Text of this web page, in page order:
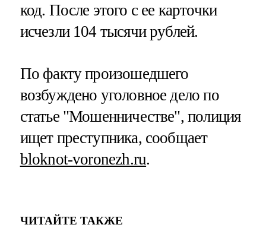
код. После этого с ее карточки
исчезли 104 тысячи рублей.
По факту произошедшего
возбуждено уголовное дело по
статье "Мошенничестве", полиция
ищет преступника, сообщает
bloknot-voronezh.ru.
ЧИТАЙТЕ ТАКЖЕ